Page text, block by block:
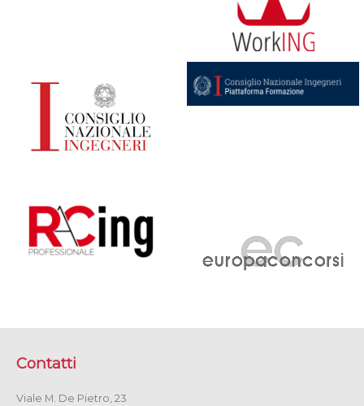
Contatti
Viale M. De Pietro, 23